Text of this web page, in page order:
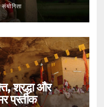
संयोगिता
श्रद्धा और
प्रतीक